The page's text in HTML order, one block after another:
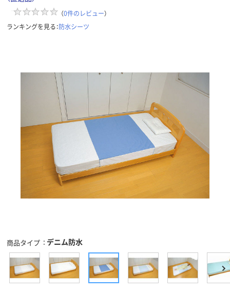
（0件のレビュー）
ランキングを見る：防水シーツ
商品タイプ デニム防水